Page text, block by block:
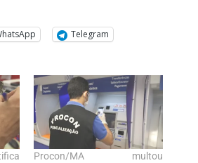
Telegram
Procon/MA multou